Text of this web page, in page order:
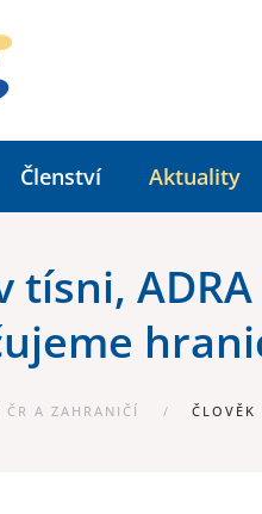
Členství Aktuality
tísni,
ČR A ZAHRANIČÍ